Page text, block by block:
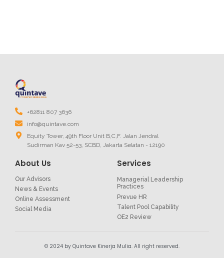
+62811 807 3636
info@quintave.com
Equity Tower, 49th Floor Unit B,C,F. Jalan Jendral
Sudirman Kav 52-53, SCBD, Jakarta Selatan - 12190
About Us
Our Advisors
News & Events
Online Assessment
Social Media
Services
Managerial Leadership
Practices
Prevue HR
Talent Pool Capability
OE2 Review
© 2024 by Quintave Kinerja Mulia. All right reserved.